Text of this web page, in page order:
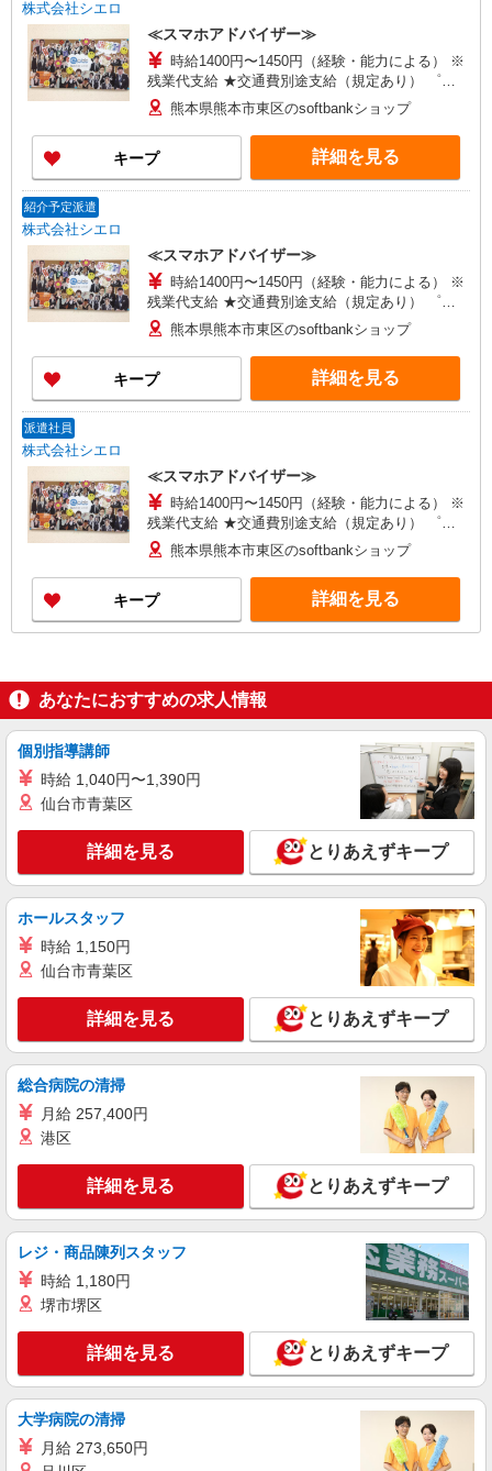
株式会社シエロ
≪スマホアドバイザー≫
時給1400円〜1450円（経験・能力による） ※
残業代支給 ★交通費別途支給（規定あり） ゜
+゜・。○。・゜+゜・。○。・゜+゜ 入社祝い金10
万円支給(規定有) お友達を紹介頂くと, インセンテ
ィブ支給(規定有) ★月2回払い・週払い可能（規程
有）★ ゜・。○。・゜+゜・。○。・゜+゜
熊本県熊本市東区のsoftbankショップ
キープ 詳細を見る
紹介予定派遣
株式会社シエロ
≪スマホアドバイザー≫
時給1400円〜1450円（経験・能力による） ※
残業代支給 ★交通費別途支給（規定あり） ゜
+゜・。○。・゜+゜・。○。・゜+゜ 入社祝い金10
万円支給(規定有) お友達を紹介頂くと, インセンテ
ィブ支給(規定有) ★月2回払い・週払い可能（規程
有）★ ゜・。○。・゜+゜・。○。・゜+゜
熊本県熊本市東区のsoftbankショップ
キープ 詳細を見る
派遣社員
株式会社シエロ
≪スマホアドバイザー≫
時給1400円〜1450円（経験・能力による） ※
残業代支給 ★交通費別途支給（規定あり） ゜
+゜・。○。・゜+゜・。○。・゜+゜ 入社祝い金10
万円支給(規定有) お友達を紹介頂くと, インセンテ
ィブ支給(規定有) ★月2回払い・週払い可能（規程
有）★ ゜・。○。・゜+゜・。○。・゜+゜
熊本県熊本市東区のsoftbankショップ
キープ 詳細を見る
あなたにおすすめの求人情報
個別指導講師
時給 1,040円〜1,390円
仙台市青葉区
詳細を見る とりあえずキープ
ホールスタッフ
時給 1,150円
仙台市青葉区
詳細を見る とりあえずキープ
総合病院の清掃
月給 257,400円
港区
詳細を見る とりあえずキープ
レジ・商品陳列スタッフ
時給 1,180円
堺市堺区
詳細を見る とりあえずキープ
大学病院の清掃
月給 273,650円